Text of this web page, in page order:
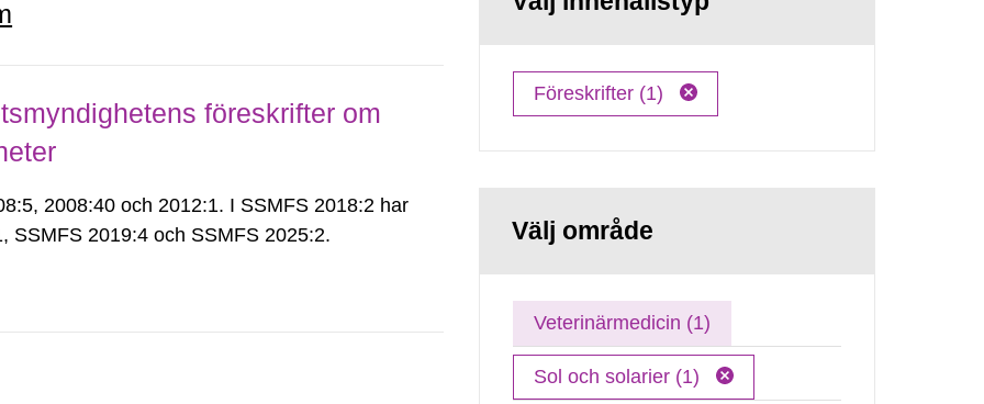
föreskrifter om
2008:40 och 2012:1. I SSMFS 2018:2 har
SSMFS 2019:4 och SSMFS 2025:2.
Föreskrifter (1)
Välj område
Veterinärmedicin (1)
Sol och solarier (1)